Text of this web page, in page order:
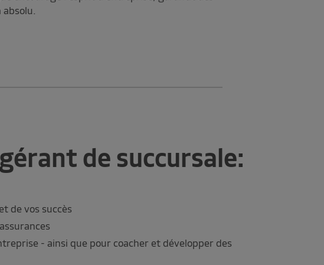
de succursale:
de vos succès
- ainsi que pour coacher et développer des